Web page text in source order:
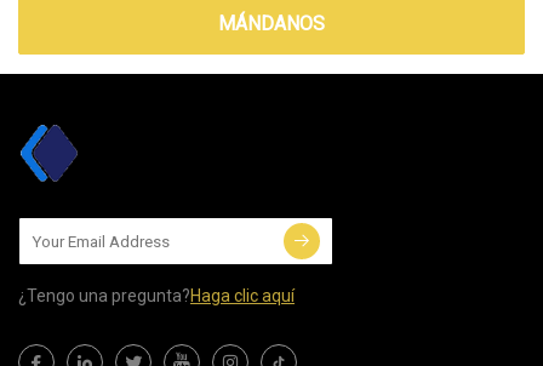
MÁNDANOS
¿Tengo una pregunta?Haga clic aquí